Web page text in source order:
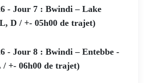
- Jour 7 : Bwindi – Lake
D / +- 05h00 de trajet)
- Jour 8 : Bwindi – Entebbe -
+- 06h00 de trajet)